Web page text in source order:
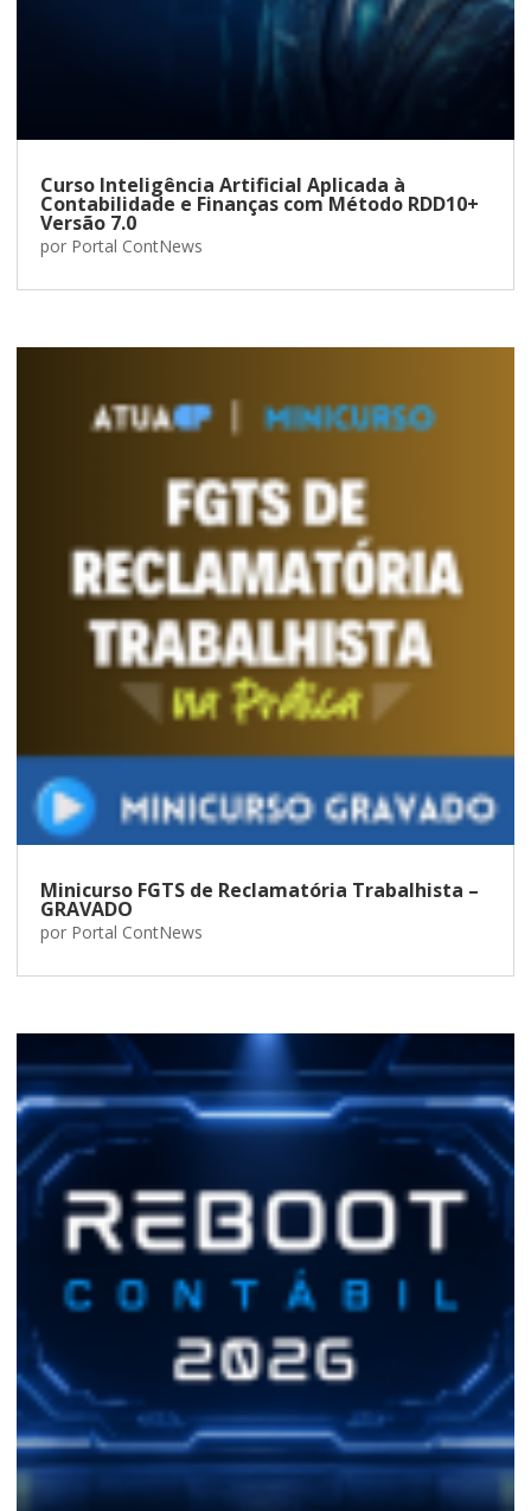
Curso Inteligência Artificial Aplicada à
Contabilidade e Finanças com Método RDD10+
Versão 7.0
por Portal ContNews
Minicurso FGTS de Reclamatória Trabalhista –
GRAVADO
por Portal ContNews